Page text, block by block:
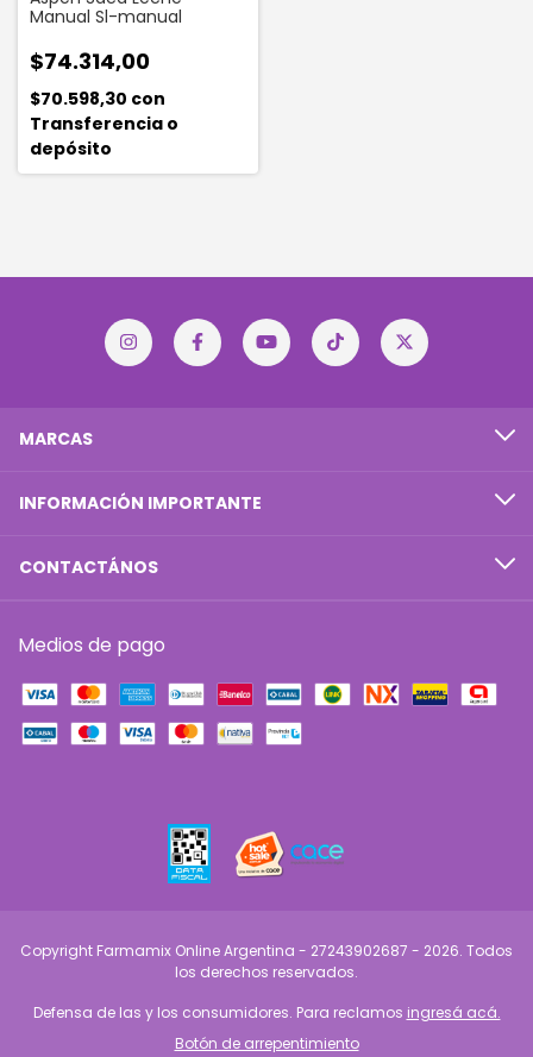
Manual Sl-manual
$74.314,00
$70.598,30 con
Transferencia o
depósito
MARCAS
INFORMACIÓN IMPORTANTE
CONTACTÁNOS
Medios de pago
Copyright Farmamix Online Argentina - 27243902687 - 2026. Todos
los derechos reservados.
Defensa de las y los consumidores. Para reclamos ingresá acá.
Botón de arrepentimiento